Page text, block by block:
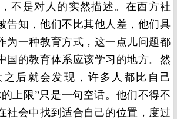
不是对人的实然描述。在西方社
告知，他们不比其他人差，他们具
为一种教育方式，这一点儿问题都
国的教育体系应该学习的地方。然
后就会发现，许多人都比自己
上限”只是一句空话。他们不得不
社会中找到适合自己的位置，度过